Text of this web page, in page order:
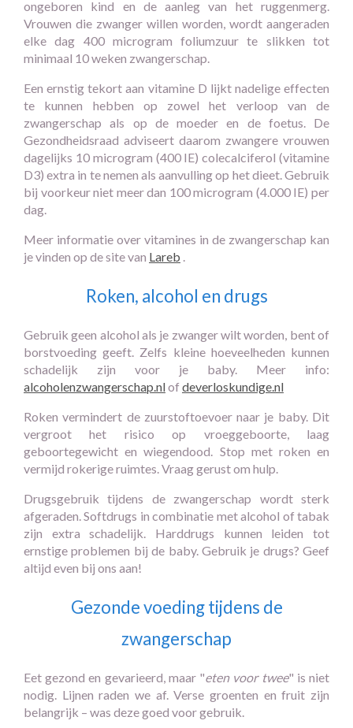
ongeboren kind en de aanleg van het ruggenmerg.
Vrouwen die zwanger willen worden, wordt aangeraden
elke dag 400 microgram foliumzuur te slikken tot
minimaal 10 weken zwangerschap.
Een ernstig tekort aan vitamine D lijkt nadelige effecten
te kunnen hebben op zowel het verloop van de
zwangerschap als op de moeder en de foetus. De
Gezondheidsraad advi­seert daarom zwangere vrouwen
dagelijks 10 microgram (400 IE) colecalciferol (vitamine
D3) extra in te nemen als aanvulling op het dieet. Gebruik
bij voorkeur niet meer dan 100 microgram (4.000 IE) per
dag.
Meer informatie over vitamines in de zwangerschap kan
je vinden op de site van Lareb .
Roken, alcohol en drugs
Gebruik geen alcohol als je zwanger wilt worden, bent of
borstvoeding geeft. Zelfs kleine hoeveelheden kunnen
schadelijk zijn voor je baby. Meer info:
alcoholenzwangerschap.nlof deverloskundige.nl
Roken vermindert de zuurstoftoevoer naar je baby. Dit
vergroot het risico op vroeggeboorte, laag
geboortegewicht en wiegendood. Stop met roken en
vermijd rokerige ruimtes. Vraag gerust om hulp.
Drugsgebruik tijdens de zwangerschap wordt sterk
afgeraden. Softdrugs in combinatie met alcohol of tabak
zijn extra schadelijk. Harddrugs kunnen leiden tot
ernstige problemen bij de baby. Gebruik je drugs? Geef
altijd even bij ons aan!
Gezonde voeding tijdens de
zwangerschap
Eet gezond en gevarieerd, maar "eten voor twee" is niet
nodig. Lijnen raden we af. Verse groenten en fruit zijn
belangrijk – was deze goed voor gebruik.